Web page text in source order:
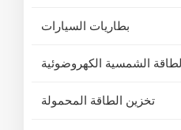
بطاريات السيارات
الشمسية الكهروضوئية
تخزين الطاقة المحمولة